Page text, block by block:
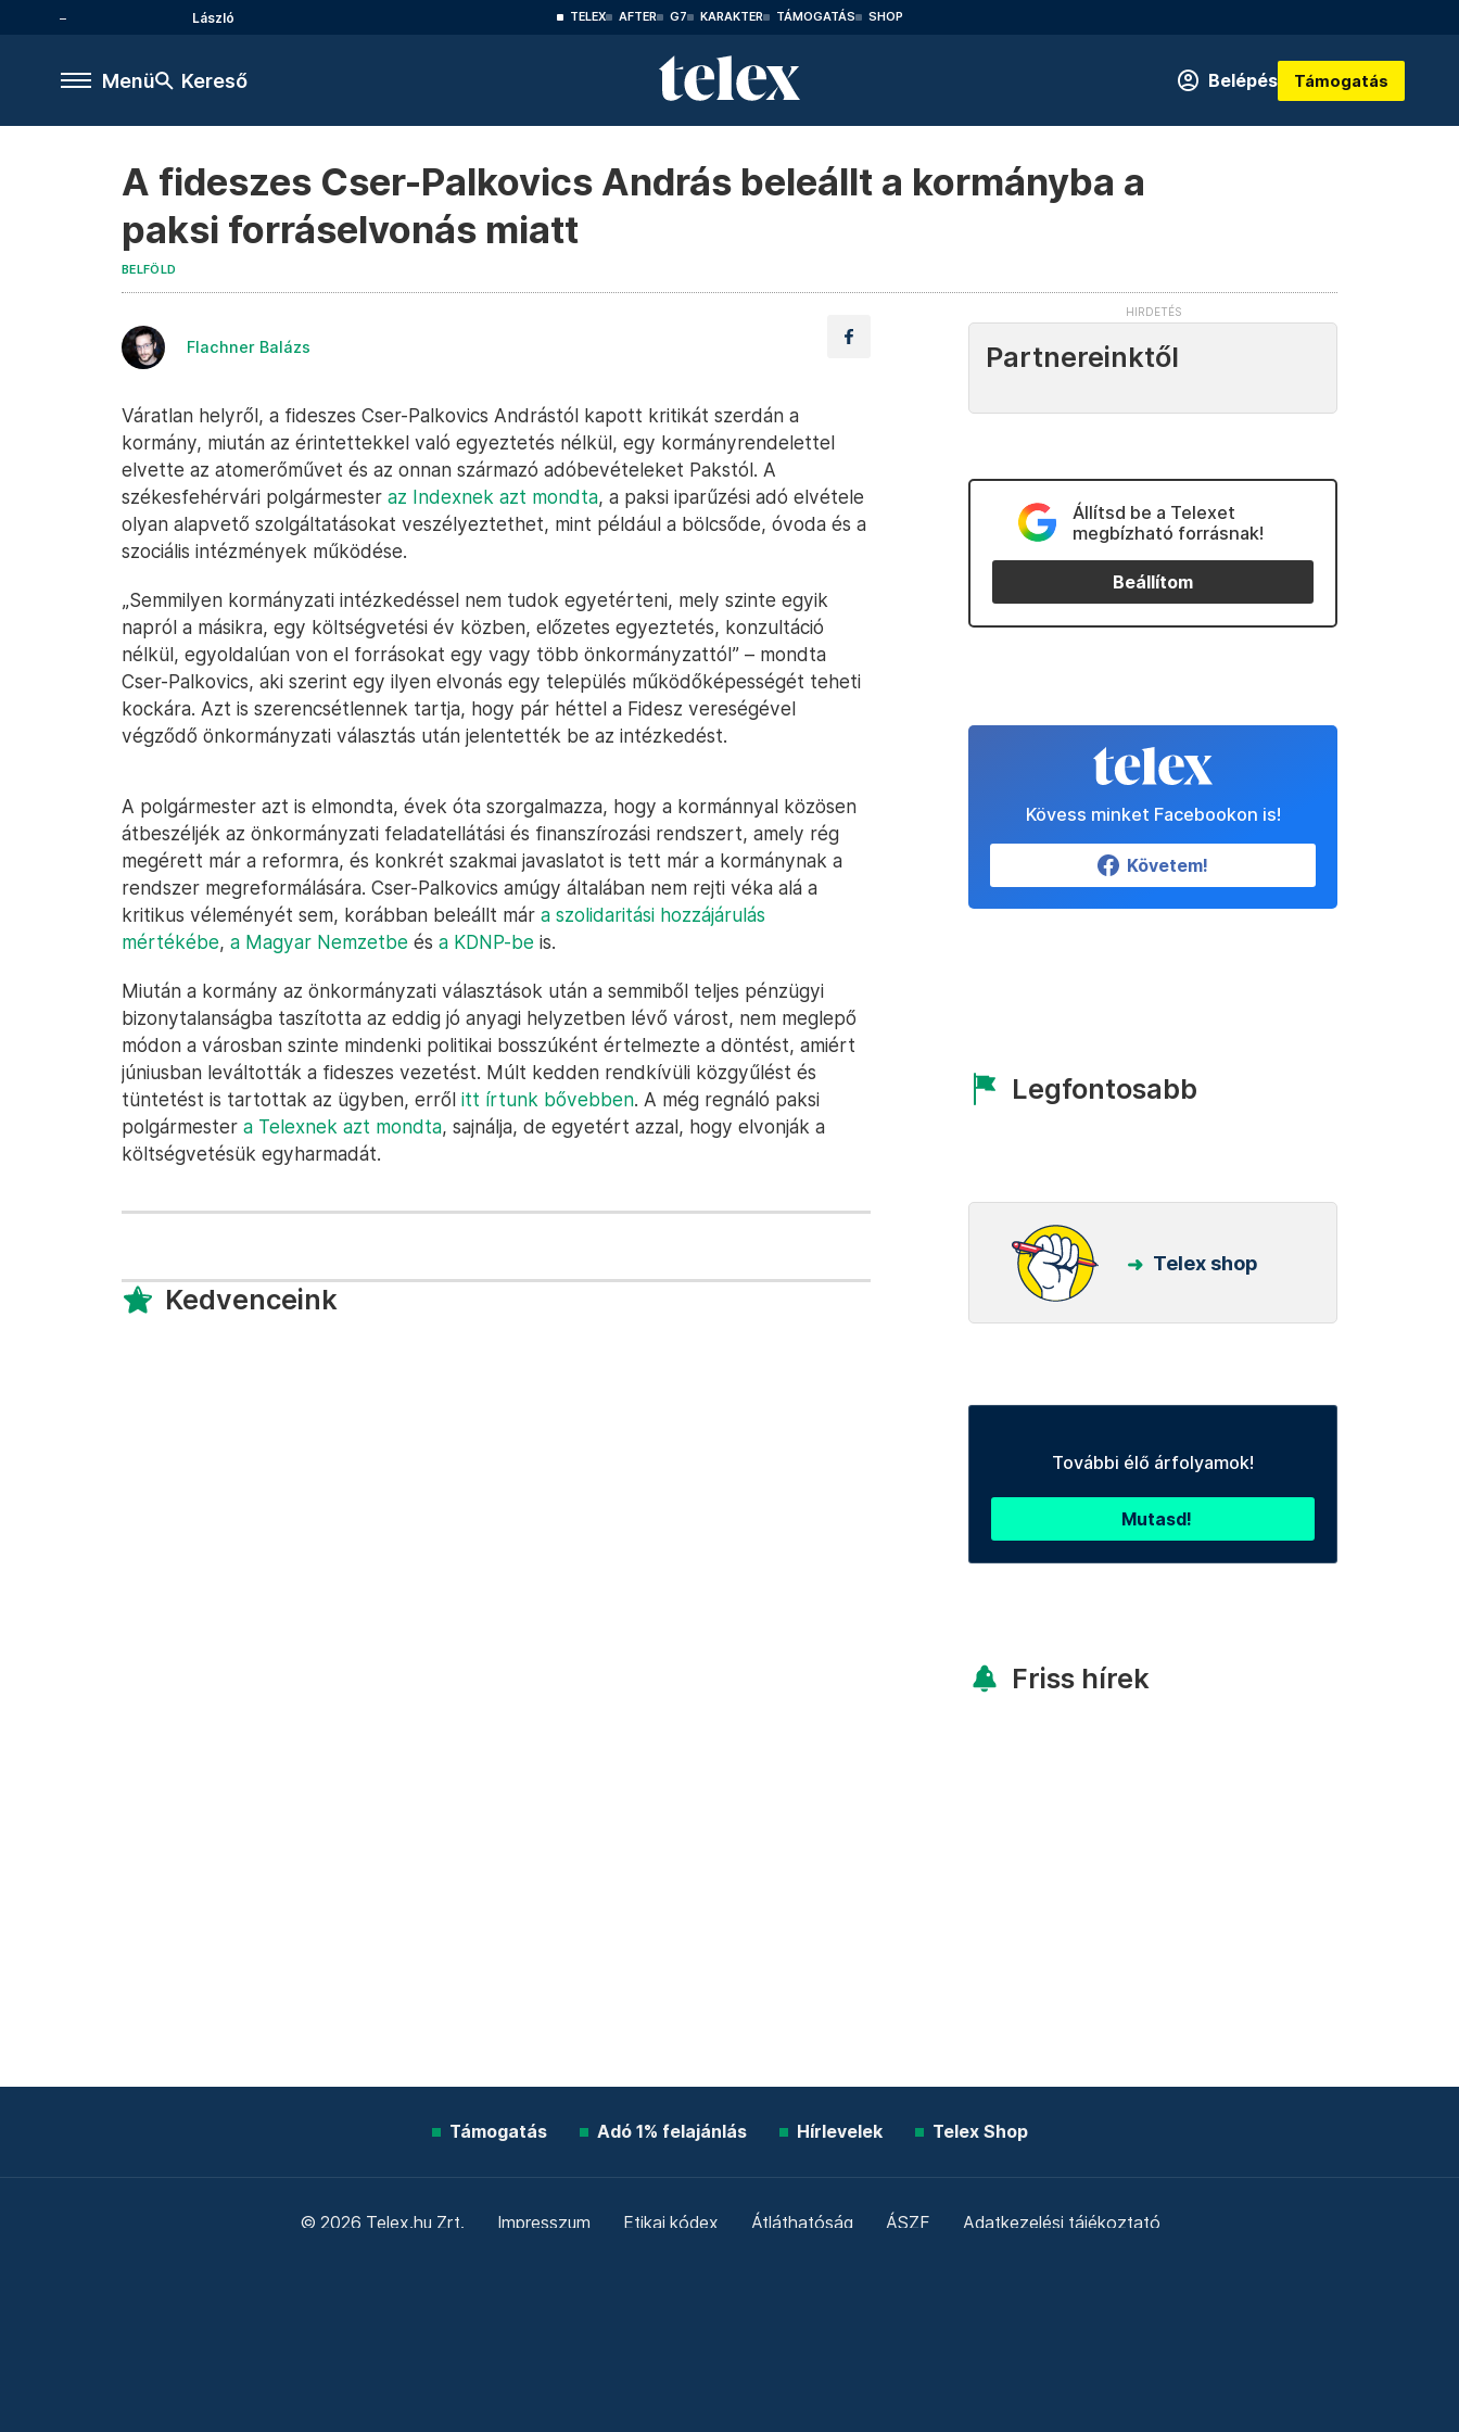
László TELEX AFTER G7 KARAKTER TÁMOGATÁS SHOP
Menü Kereső Belépés Támogatás
A fideszes Cser-Palkovics András beleállt a kormányba a
paksi forráselvonás miatt
BELFÖLD
Flachner Balázs
Váratlan helyről, a fideszes Cser-Palkovics Andrástól kapott kritikát szerdán a
kormány, miután az érintettekkel való egyeztetés nélkül, egy kormányrendelettel
elvette az atomerőművet és az onnan származó adóbevételeket Pakstól. A
székesfehérvári polgármester az Indexnek azt mondta, a paksi iparűzési adó elvétele
olyan alapvető szolgáltatásokat veszélyeztethet, mint például a bölcsőde, óvoda és a
szociális intézmények működése.
„Semmilyen kormányzati intézkedéssel nem tudok egyetérteni, mely szinte egyik
napról a másikra, egy költségvetési év közben, előzetes egyeztetés, konzultáció
nélkül, egyoldalúan von el forrásokat egy vagy több önkormányzattól” – mondta
Cser-Palkovics, aki szerint egy ilyen elvonás egy település működőképességét teheti
kockára. Azt is szerencsétlennek tartja, hogy pár héttel a Fidesz vereségével
végződő önkormányzati választás után jelentették be az intézkedést.
A polgármester azt is elmondta, évek óta szorgalmazza, hogy a kormánnyal közösen
átbeszéljék az önkormányzati feladatellátási és finanszírozási rendszert, amely rég
megérett már a reformra, és konkrét szakmai javaslatot is tett már a kormánynak a
rendszer megreformálására. Cser-Palkovics amúgy általában nem rejti véka alá a
kritikus véleményét sem, korábban beleállt már a szolidaritási hozzájárulás
mértékébe, a Magyar Nemzetbe és a KDNP-be is.
Miután a kormány az önkormányzati választások után a semmiből teljes pénzügyi
bizonytalanságba taszította az eddig jó anyagi helyzetben lévő várost, nem meglepő
módon a városban szinte mindenki politikai bosszúként értelmezte a döntést, amiért
júniusban leváltották a fideszes vezetést. Múlt kedden rendkívüli közgyűlést és
tüntetést is tartottak az ügyben, erről itt írtunk bővebben. A még regnáló paksi
polgármester a Telexnek azt mondta, sajnálja, de egyetért azzal, hogy elvonják a
költségvetésük egyharmadát.
Kedvenceink
Partnereinktől
Állítsd be a Telexet
megbízható forrásnak!
Beállítom
Kövess minket Facebookon is!
Követem!
Legfontosabb
Telex shop
További élő árfolyamok!
Mutasd!
Friss hírek
Támogatás Adó 1% felajánlás Hírlevelek Telex Shop
© 2026 Telex.hu Zrt. Impresszum Etikai kódex Átláthatóság ÁSZF Adatkezelési tájékoztató